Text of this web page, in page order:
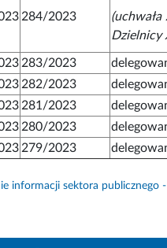
284/2023
Dzielnicy
283/2023
282/2023
281/2023
280/2023
279/2023
informacji sektora publicznego